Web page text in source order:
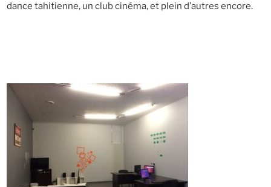
dance tahitienne, un club cinéma, et plein d’autres encore.